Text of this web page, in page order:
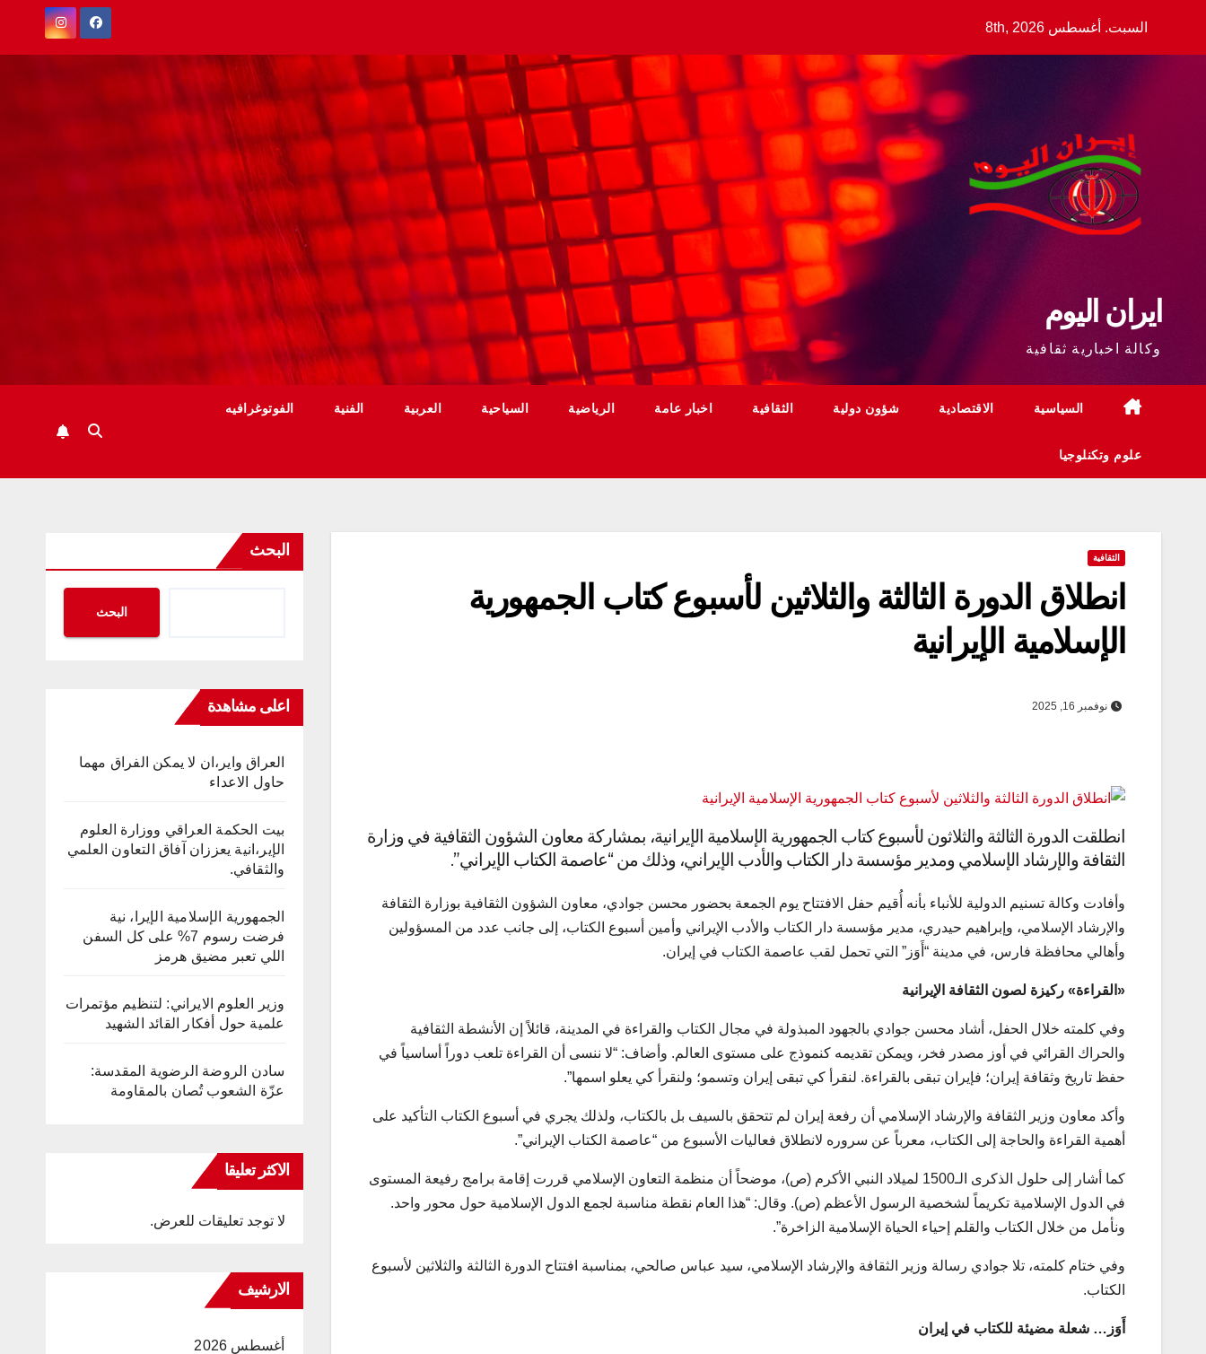
السبت. أغسطس 8th, 2026
ايران اليوم
وكالة اخبارية ثقافية
السياسية الاقتصادية شؤون دولية الثقافية اخبار عامة الرياضية السياحية العربية الفنية الفوتوغرافيه
علوم وتكنلوجيا
الثقافية
انطلاق الدورة الثالثة والثلاثين لأسبوع كتاب الجمهورية
الإسلامية الإيرانية
نوفمبر 16, 2025
انطلقت الدورة الثالثة والثلاثون لأسبوع كتاب الجمهورية الإسلامية الإيرانية، بمشاركة معاون الشؤون الثقافية في وزارة
الثقافة والإرشاد الإسلامي ومدير مؤسسة دار الكتاب والأدب الإيراني، وذلك من “عاصمة الكتاب الإيراني”.
وأفادت وكالة تسنيم الدولية للأنباء بأنه أُقيم حفل الافتتاح يوم الجمعة بحضور محسن جوادي، معاون الشؤون الثقافية بوزارة الثقافة
والإرشاد الإسلامي، وإبراهيم حيدري، مدير مؤسسة دار الكتاب والأدب الإيراني وأمين أسبوع الكتاب، إلى جانب عدد من المسؤولين
وأهالي محافظة فارس، في مدينة “أَوَز” التي تحمل لقب عاصمة الكتاب في إيران.
«القراءة» ركيزة لصون الثقافة الإيرانية
وفي كلمته خلال الحفل، أشاد محسن جوادي بالجهود المبذولة في مجال الكتاب والقراءة في المدينة، قائلاً إن الأنشطة الثقافية
والحراك القرائي في أوز مصدر فخر، ويمكن تقديمه كنموذج على مستوى العالم. وأضاف: “لا ننسى أن القراءة تلعب دوراً أساسياً في
حفظ تاريخ وثقافة إيران؛ فإيران تبقى بالقراءة. لنقرأ كي تبقى إيران وتسمو؛ ولنقرأ كي يعلو اسمها”.
وأكد معاون وزير الثقافة والإرشاد الإسلامي أن رفعة إيران لم تتحقق بالسيف بل بالكتاب، ولذلك يجري في أسبوع الكتاب التأكيد على
أهمية القراءة والحاجة إلى الكتاب، معرباً عن سروره لانطلاق فعاليات الأسبوع من “عاصمة الكتاب الإيراني”.
كما أشار إلى حلول الذكرى الـ1500 لميلاد النبي الأكرم (ص)، موضحاً أن منظمة التعاون الإسلامي قررت إقامة برامج رفيعة المستوى
في الدول الإسلامية تكريماً لشخصية الرسول الأعظم (ص). وقال: “هذا العام نقطة مناسبة لجمع الدول الإسلامية حول محور واحد.
ونأمل من خلال الكتاب والقلم إحياء الحياة الإسلامية الزاخرة”.
وفي ختام كلمته، تلا جوادي رسالة وزير الثقافة والإرشاد الإسلامي، سيد عباس صالحي، بمناسبة افتتاح الدورة الثالثة والثلاثين لأسبوع
الكتاب.
أَوَز… شعلة مضيئة للكتاب في إيران
البحث
البحث
اعلى مشاهدة
العراق واير،ان لا يمكن الفراق مهما
حاول الاعداء
بيت الحكمة العراقي ووزارة العلوم
الإير،انية يعززان آفاق التعاون العلمي
والثقافي.
الجمهورية الإسلامية الإيرا، نية
فرضت رسوم 7% على كل السفن
اللي تعبر مضيق هرمز
وزير العلوم الايراني: لتنظيم مؤتمرات
علمية حول أفكار القائد الشهيد
سادن الروضة الرضوية المقدسة:
عزّة الشعوب تُصان بالمقاومة
الاكثر تعليقا
لا توجد تعليقات للعرض.
الارشيف
أغسطس 2026